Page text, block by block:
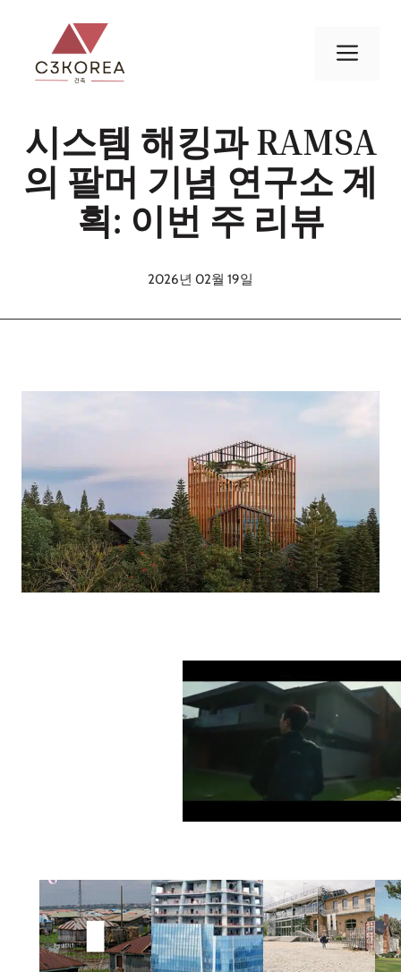
메
시스템 해킹과 RAMSA
의 팔머 기념 연구소 계
획: 이번 주 리뷰
2026년 02월 19일